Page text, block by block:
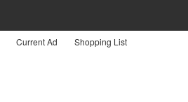
Current Ad Shopping List